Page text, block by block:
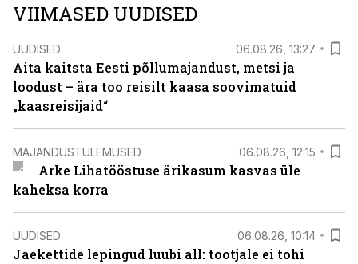
VIIMASED UUDISED
UUDISED 06.08.26, 13:27
Aita kaitsta Eesti põllumajandust, metsi ja
loodust – ära too reisilt kaasa soovimatuid
„kaasreisijaid“
MAJANDUSTULEMUSED 06.08.26, 12:15
Arke Lihatööstuse ärikasum kasvas üle
kaheksa korra
UUDISED 06.08.26, 10:14
Jaekettide lepingud luubi all: tootjale ei tohi